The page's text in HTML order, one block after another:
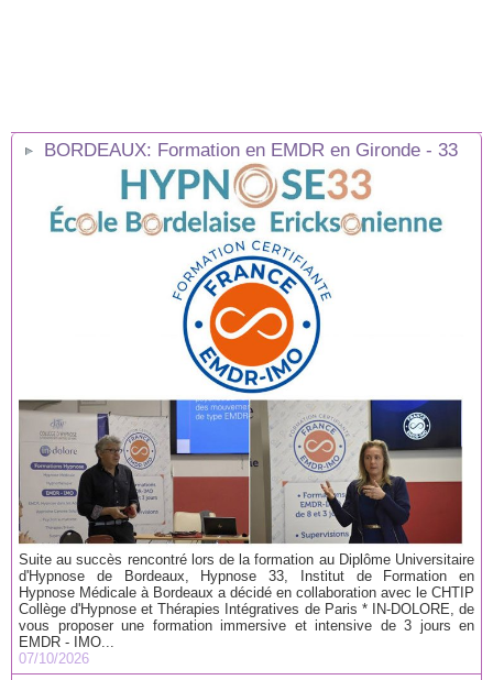
BORDEAUX: Formation en EMDR en Gironde - 33
Suite au succès rencontré lors de la formation au Diplôme Universitaire
d'Hypnose de Bordeaux, Hypnose 33, Institut de Formation en
Hypnose Médicale à Bordeaux a décidé en collaboration avec le CHTIP
Collège d'Hypnose et Thérapies Intégratives de Paris * IN-DOLORE, de
vous proposer une formation immersive et intensive de 3 jours en
EMDR - IMO...
07/10/2026